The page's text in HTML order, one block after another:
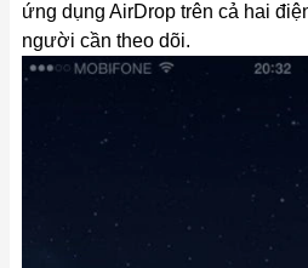
ứng dụng AirDrop trên cả hai
người cần theo dõi.